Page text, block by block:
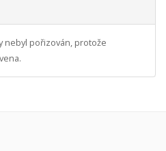
nebyl pořizován, protože